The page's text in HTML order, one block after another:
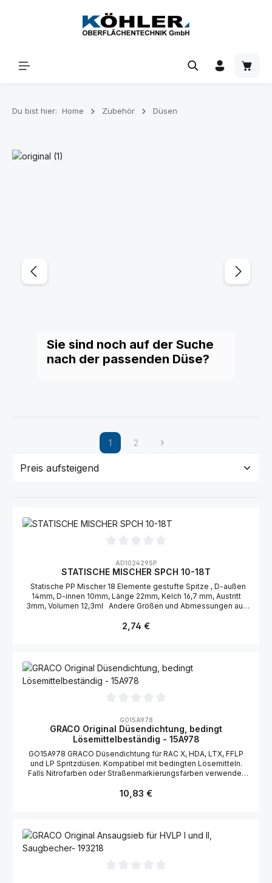
Zum Hauptinhalt springen
Du bist hier: Home Zubehör Düsen
Bildergalerie überspringen
Sie sind noch auf der Suche
nach der passenden Düse?
Seite
1
Seite
2
AD102429SP
STATISCHE MISCHER SPCH 10-18T
14mm, D-innen 10mm, Länge 22mm, Kelch 16,7 mm, Austritt
3mm, Volumen 12,3ml Andere Größen und Abmessungen auf
Regulärer Preis:
2,74 €
GO15A978
GRACO Original Düsendichtung, bedingt
Lösemittelbeständig - 15A978
GO15A978 GRACO Düsendichtung für RAC X, HDA, LTX, FFLP
und LP Spritzdüsen. Kompatibel mit bedingten Lösemitteln.
Falls Nitrofarben oder Straßenmarkierungsfarben verwendet
Regulärer Preis:
10,83 €